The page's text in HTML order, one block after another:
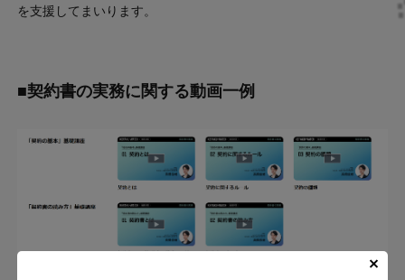
を支援してまいります。
■契約書の実務に関する動画一例